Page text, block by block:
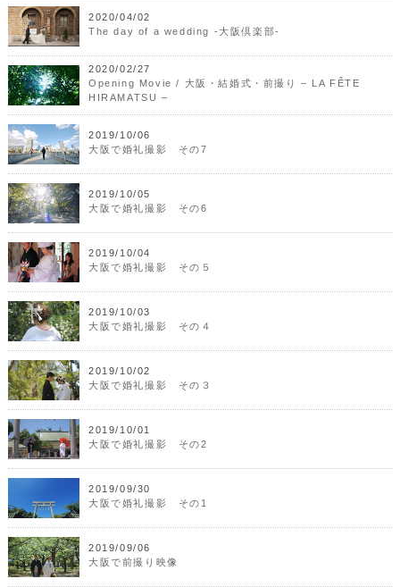
2020/04/02
The day of a wedding -大阪倶楽部-
2020/02/27
Opening Movie / 大阪・結婚式・前撮り – LA FÊTE
HIRAMATSU –
2019/10/06
大阪で婚礼撮影 その7
2019/10/05
大阪で婚礼撮影 その6
2019/10/04
大阪で婚礼撮影 その５
2019/10/03
大阪で婚礼撮影 その４
2019/10/02
大阪で婚礼撮影 その３
2019/10/01
大阪で婚礼撮影 その2
2019/09/30
大阪で婚礼撮影 その1
2019/09/06
大阪で前撮り映像